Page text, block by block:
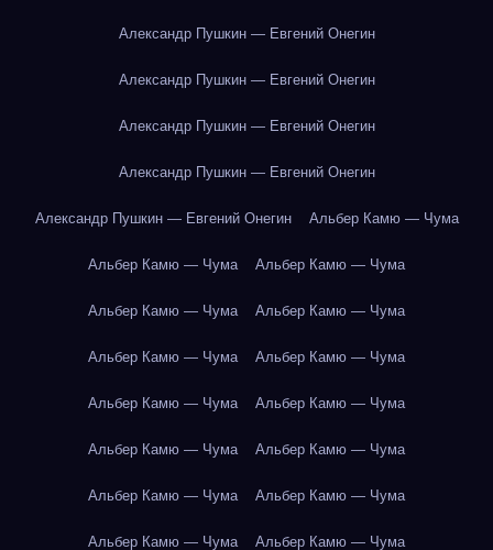
Александр Пушкин — Евгений Онегин
Александр Пушкин — Евгений Онегин
Александр Пушкин — Евгений Онегин
Александр Пушкин — Евгений Онегин
Александр Пушкин — Евгений Онегин Альбер Камю — Чума
Альбер Камю — Чума Альбер Камю — Чума
Альбер Камю — Чума Альбер Камю — Чума
Альбер Камю — Чума Альбер Камю — Чума
Альбер Камю — Чума Альбер Камю — Чума
Альбер Камю — Чума Альбер Камю — Чума
Альбер Камю — Чума Альбер Камю — Чума
Альбер Камю — Чума Альбер Камю — Чума